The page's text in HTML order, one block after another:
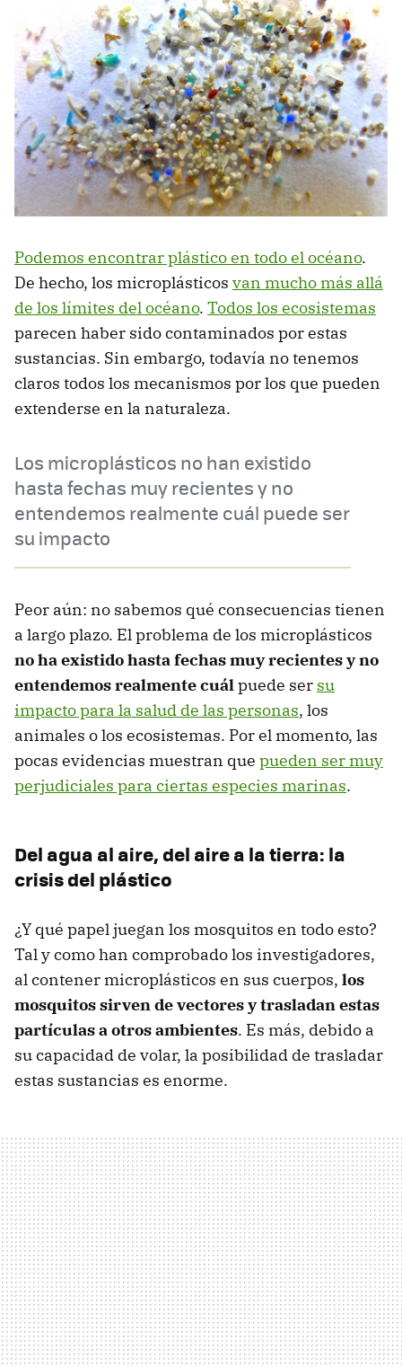
Podemos encontrar plástico en todo el océano.
De hecho, los microplásticos van mucho más allá
de los límites del océano. Todos los ecosistemas
parecen haber sido contaminados por estas
sustancias. Sin embargo, todavía no tenemos
claros todos los mecanismos por los que pueden
extenderse en la naturaleza.
Los microplásticos no han existido
hasta fechas muy recientes y no
entendemos realmente cuál puede ser
su impacto
Peor aún: no sabemos qué consecuencias tienen
a largo plazo. El problema de los microplásticos
no ha existido hasta fechas muy recientes y no
entendemos realmente cuálpuede ser su
impacto para la salud de las personas, los
animales o los ecosistemas. Por el momento, las
pocas evidencias muestran que pueden ser muy
perjudiciales para ciertas especies marinas.
Del agua al aire, del aire a la tierra: la
crisis del plástico
¿Y qué papel juegan los mosquitos en todo esto?
Tal y como han comprobado los investigadores,
al contener microplásticos en sus cuerpos, los
mosquitos sirven de vectores y trasladan estas
partículas a otros ambientes. Es más, debido a
su capacidad de volar, la posibilidad de trasladar
estas sustancias es enorme.